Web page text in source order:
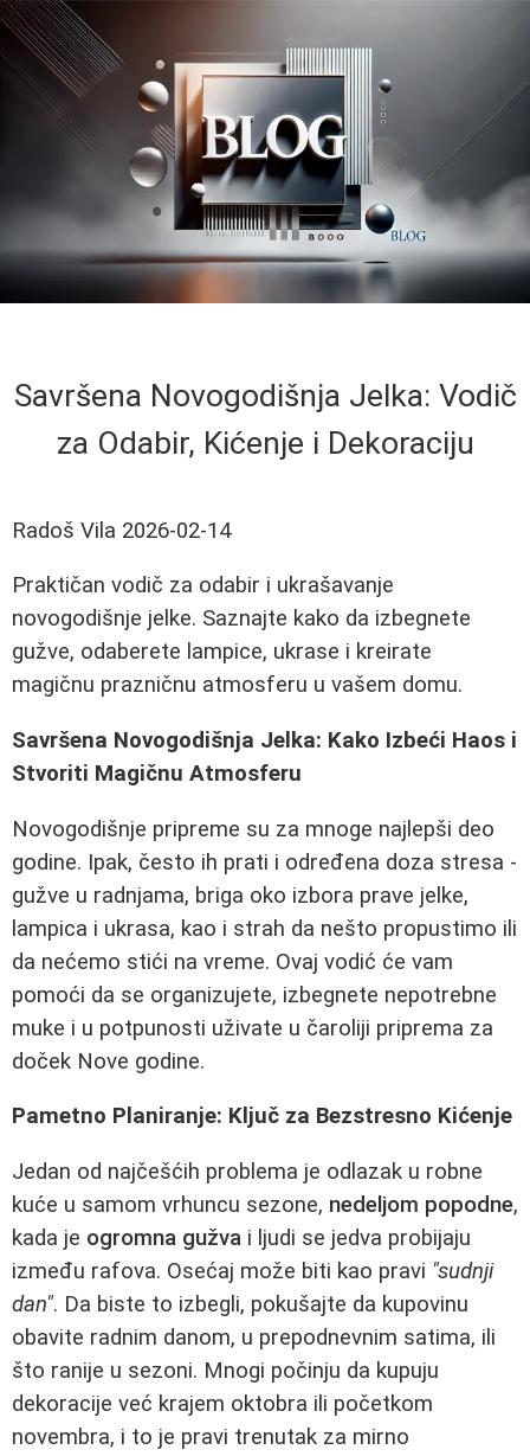
Savršena Novogodišnja Jelka: Vodič
za Odabir, Kićenje i Dekoraciju
Radoš Vila 2026-02-14
Praktičan vodič za odabir i ukrašavanje
novogodišnje jelke. Saznajte kako da izbegnete
gužve, odaberete lampice, ukrase i kreirate
magičnu prazničnu atmosferu u vašem domu.
Savršena Novogodišnja Jelka: Kako Izbeći Haos i
Stvoriti Magičnu Atmosferu
Novogodišnje pripreme su za mnoge najlepši deo
godine. Ipak, često ih prati i određena doza stresa -
gužve u radnjama, briga oko izbora prave jelke,
lampica i ukrasa, kao i strah da nešto propustimo ili
da nećemo stići na vreme. Ovaj vodić će vam
pomoći da se organizujete, izbegnete nepotrebne
muke i u potpunosti uživate u čaroliji priprema za
doček Nove godine.
Pametno Planiranje: Ključ za Bezstresno Kićenje
Jedan od najčešćih problema je odlazak u robne
kuće u samom vrhuncu sezone, nedeljom popodne,
kada je ogromna gužva i ljudi se jedva probijaju
između rafova. Osećaj može biti kao pravi "sudnji
dan". Da biste to izbegli, pokušajte da kupovinu
obavite radnim danom, u prepodnevnim satima, ili
što ranije u sezoni. Mnogi počinju da kupuju
dekoracije već krajem oktobra ili početkom
novembra, i to je pravi trenutak za mirno